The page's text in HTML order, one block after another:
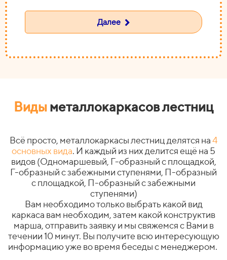
Далее
Видыметаллокаркасов лестниц
Всё просто, металлокаркасы лестниц делятся на4
основных вида. И каждый из них делится ещё на 5
видов (Одномаршевый, Г-образный с площадкой,
Г-образный с забежными ступенями, П-образный
с площадкой, П-образный с забежными
ступенями)
Вам необходимо только выбрать какой вид
каркаса вам необходим, затем какой конструктив
марша, отправить заявку и мы свяжемся с Вами в
течении 10 минут. Вы получите всю интересующую
информацию уже во время беседы с менеджером.